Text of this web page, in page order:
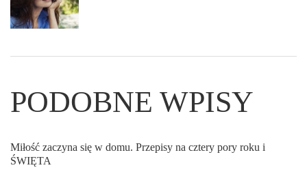
PODOBNE WPISY
Miłość zaczyna się w domu. Przepisy na cztery pory roku i
ŚWIĘTA